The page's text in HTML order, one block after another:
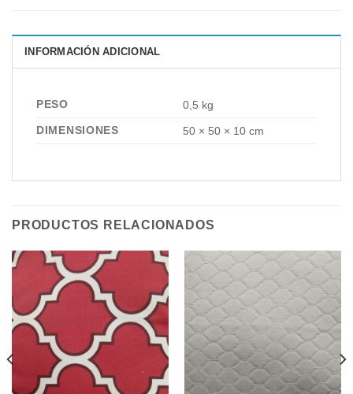
INFORMACIÓN ADICIONAL
PESO
0,5 kg
DIMENSIONES
50 × 50 × 10 cm
PRODUCTOS RELACIONADOS